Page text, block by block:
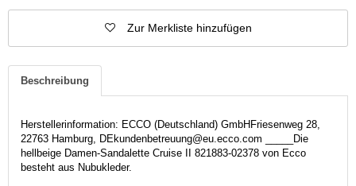
Zur Merkliste hinzufügen
Beschreibung
Herstellerinformation: ECCO (Deutschland) GmbHFriesenweg 28,
22763 Hamburg, DEkundenbetreuung@eu.ecco.com _____Die
hellbeige Damen-Sandalette Cruise II 821883-02378 von Ecco
besteht aus Nubukleder.